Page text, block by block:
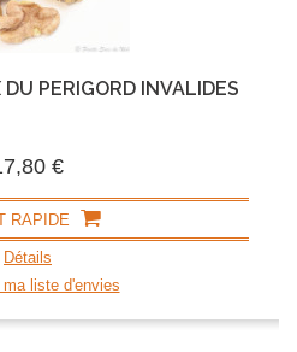
PÉRIGORD INVALIDES
€
RAPIDE
Détails
liste d'envies